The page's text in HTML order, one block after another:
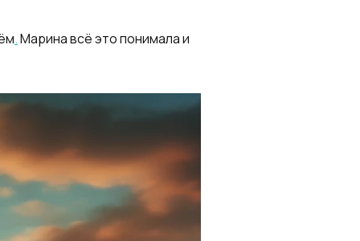
.Марина всё это понимала и